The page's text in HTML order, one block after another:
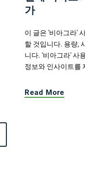
가
이 글은 '비아그라'
할 것입니다. 용량,
니다. '비아그라' 사
정보와 인사이트를
Read More